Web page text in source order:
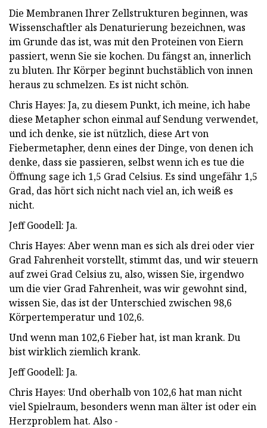
Die Membranen Ihrer Zellstrukturen beginnen, was
Wissenschaftler als Denaturierung bezeichnen, was
im Grunde das ist, was mit den Proteinen von Eiern
passiert, wenn Sie sie kochen. Du fängst an, innerlich
zu bluten. Ihr Körper beginnt buchstäblich von innen
heraus zu schmelzen. Es ist nicht schön.
Chris Hayes: Ja, zu diesem Punkt, ich meine, ich habe
diese Metapher schon einmal auf Sendung verwendet,
und ich denke, sie ist nützlich, diese Art von
Fiebermetapher, denn eines der Dinge, von denen ich
denke, dass sie passieren, selbst wenn ich es tue die
Öffnung sage ich 1,5 Grad Celsius. Es sind ungefähr 1,5
Grad, das hört sich nicht nach viel an, ich weiß es
nicht.
Jeff Goodell: Ja.
Chris Hayes: Aber wenn man es sich als drei oder vier
Grad Fahrenheit vorstellt, stimmt das, und wir steuern
auf zwei Grad Celsius zu, also, wissen Sie, irgendwo
um die vier Grad Fahrenheit, was wir gewohnt sind,
wissen Sie, das ist der Unterschied zwischen 98,6
Körpertemperatur und 102,6.
Und wenn man 102,6 Fieber hat, ist man krank. Du
bist wirklich ziemlich krank.
Jeff Goodell: Ja.
Chris Hayes: Und oberhalb von 102,6 hat man nicht
viel Spielraum, besonders wenn man älter ist oder ein
Herzproblem hat. Also -